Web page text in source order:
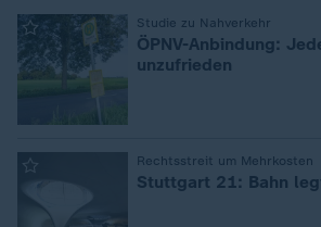
Studie zu Nahverkehr
ÖPNV-Anbindung:
unzufrieden
Rechtsstreit um Mehrkosten
Stuttgart 21: Bahn